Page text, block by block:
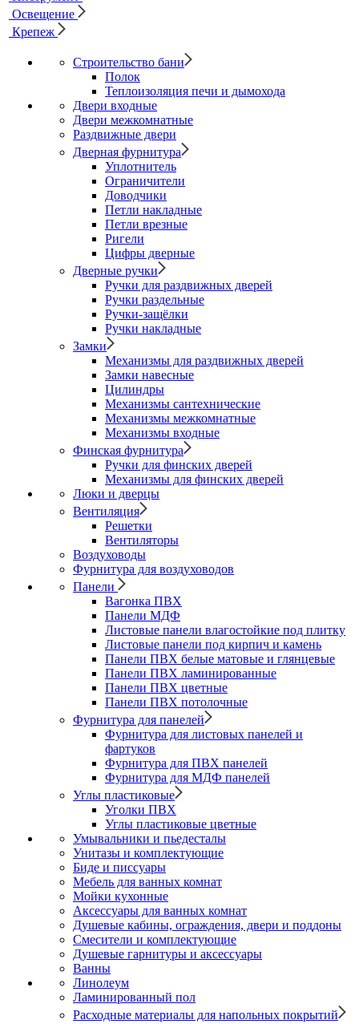
Освещение
Крепеж
Строительство бани
Полок
Теплоизоляция печи и дымохода
Двери входные
Двери межкомнатные
Раздвижные двери
Дверная фурнитура
Уплотнитель
Ограничители
Доводчики
Петли накладные
Петли врезные
Ригели
Цифры дверные
Дверные ручки
Ручки для раздвижных дверей
Ручки раздельные
Ручки-защёлки
Ручки накладные
Замки
Механизмы для раздвижных дверей
Замки навесные
Цилиндры
Механизмы сантехнические
Механизмы межкомнатные
Механизмы входные
Финская фурнитура
Ручки для финских дверей
Механизмы для финских дверей
Люки и дверцы
Вентиляция
Решетки
Вентиляторы
Воздуховоды
Фурнитура для воздуховодов
Панели
Вагонка ПВХ
Панели МДФ
Листовые панели влагостойкие под плитку
Листовые панели под кирпич и камень
Панели ПВХ белые матовые и глянцевые
Панели ПВХ ламинированные
Панели ПВХ цветные
Панели ПВХ потолочные
Фурнитура для панелей
Фурнитура для листовых панелей и
фартуков
Фурнитура для ПВХ панелей
Фурнитура для МДФ панелей
Углы пластиковые
Уголки ПВХ
Углы пластиковые цветные
Умывальники и пьедесталы
Унитазы и комплектующие
Биде и писсуары
Мебель для ванных комнат
Мойки кухонные
Аксессуары для ванных комнат
Душевые кабины, ограждения, двери и поддоны
Смесители и комплектующие
Душевые гарнитуры и аксессуары
Ванны
Линолеум
Ламинированный пол
Расходные материалы для напольных покрытий